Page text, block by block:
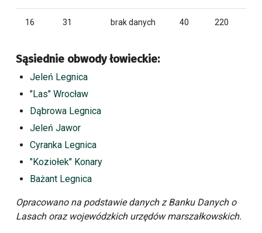
16 31 brak danych 40 220
Sąsiednie obwody łowieckie:
Jeleń Legnica
"Las" Wrocław
Dąbrowa Legnica
Jeleń Jawor
Cyranka Legnica
"Koziołek" Konary
Bażant Legnica
Opracowano na podstawie danych z Banku Danych o
Lasach oraz wojewódzkich urzędów marszałkowskich.